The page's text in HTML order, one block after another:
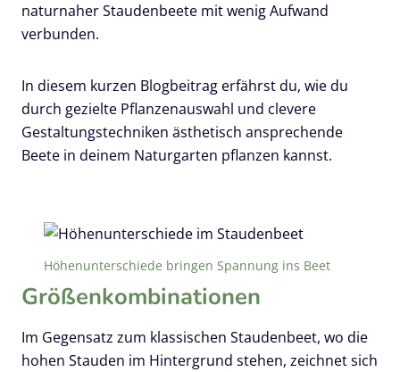
naturnaher Staudenbeete mit wenig Aufwand
verbunden.
In diesem kurzen Blogbeitrag erfährst du, wie du
durch gezielte Pflanzenauswahl und clevere
Gestaltungstechniken ästhetisch ansprechende
Beete in deinem Naturgarten pflanzen kannst.
Höhenunterschiede bringen Spannung ins Beet
Größenkombinationen
Im Gegensatz zum klassischen Staudenbeet, wo die
hohen Stauden im Hintergrund stehen, zeichnet sich